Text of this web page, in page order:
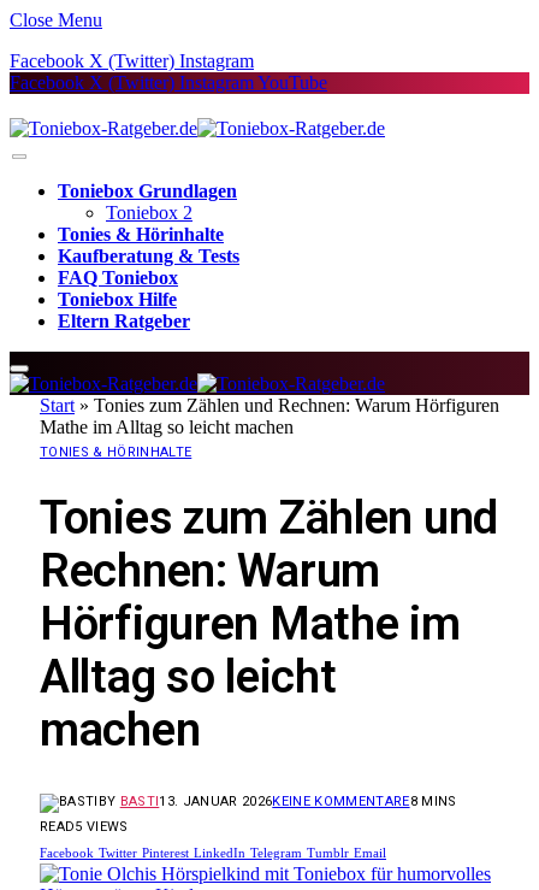
Close Menu
Facebook X (Twitter) Instagram
Facebook X (Twitter) InstagramYouTube
Toniebox Grundlagen
Toniebox 2
Tonies & Hörinhalte
Kaufberatung & Tests
FAQ Toniebox
Toniebox Hilfe
Eltern Ratgeber
Start » Tonies zum Zählen und Rechnen: Warum Hörfiguren
Mathe im Alltag so leicht machen
TONIES & HÖRINHALTE
Tonies zum Zählen und
Rechnen: Warum
Hörfiguren Mathe im
Alltag so leicht
machen
BY BASTI13. JANUAR 2026KEINE KOMMENTARE8 MINS
READ5 VIEWS
Facebook Twitter Pinterest LinkedIn Telegram Tumblr Email